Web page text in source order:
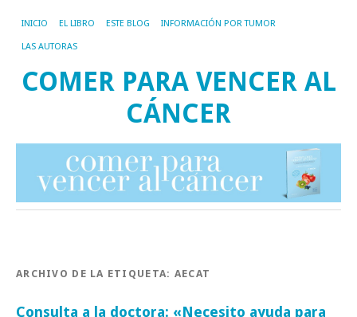
INICIO EL LIBRO ESTE BLOG INFORMACIÓN POR TUMOR
LAS AUTORAS
COMER PARA VENCER AL
CÁNCER
ARCHIVO DE LA ETIQUETA: AECAT
Consulta a la doctora: «Necesito ayuda para